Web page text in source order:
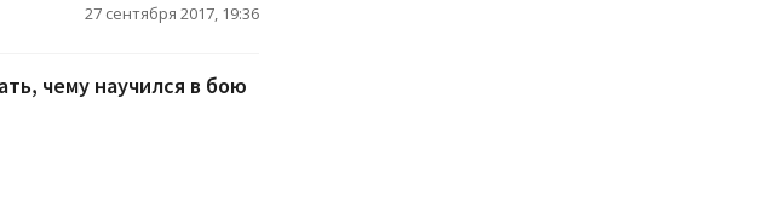
27 сентября 2017, 19:36
чему научился в бою